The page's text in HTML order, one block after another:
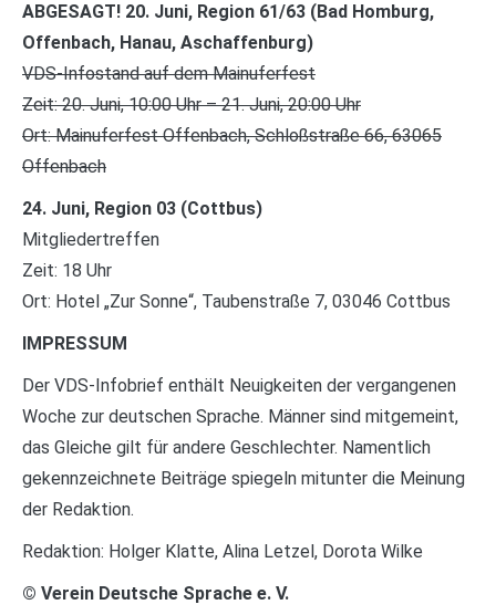
ABGESAGT! 20. Juni, Region 61/63 (Bad Homburg,
Offenbach, Hanau, Aschaffenburg)
VDS-Infostand auf dem Mainuferfest
Zeit: 20. Juni, 10:00 Uhr – 21. Juni, 20:00 Uhr
Ort: Mainuferfest Offenbach, Schloßstraße 66, 63065
Offenbach
24. Juni, Region 03 (Cottbus)
Mitgliedertreffen
Zeit: 18 Uhr
Ort: Hotel „Zur Sonne“, Taubenstraße 7, 03046 Cottbus
IMPRESSUM
Der VDS-Infobrief enthält Neuigkeiten der vergangenen
Woche zur deutschen Sprache. Männer sind mitgemeint,
das Gleiche gilt für andere Geschlechter. Namentlich
gekennzeichnete Beiträge spiegeln mitunter die Meinung
der Redaktion.
Redaktion: Holger Klatte, Alina Letzel, Dorota Wilke
© Verein Deutsche Sprache e. V.